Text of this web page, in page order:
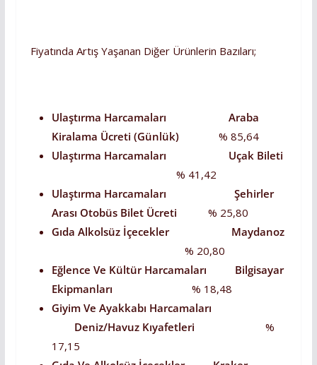
Fiyatında Artış Yaşanan Diğer Ürünlerin Bazıları;
Ulaştırma Harcamaları Araba
Kiralama Ücreti (Günlük) % 85,64
Ulaştırma Harcamaları Uçak Bileti
% 41,42
Ulaştırma Harcamaları Şehirler
Arası Otobüs Bilet Ücreti % 25,80
Gıda Alkolsüz İçecekler
Maydanoz
% 20,80
Eğlence Ve Kültür Harcamaları Bilgisayar
Ekipmanları % 18,48
Giyim Ve Ayakkabı Harcamaları
Deniz/Havuz Kıyafetleri %
17,15